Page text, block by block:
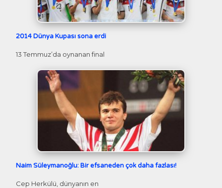
2014 Dünya Kupası sona erdi
13 Temmuz’da oynanan final
Naim Süleymanoğlu: Bir efsaneden çok daha fazlası!
Cep Herkülü, dünyanın en